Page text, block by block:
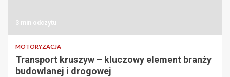
3 min odczytu
MOTORYZACJA
Transport kruszyw – kluczowy element branży
budowlanej i drogowej